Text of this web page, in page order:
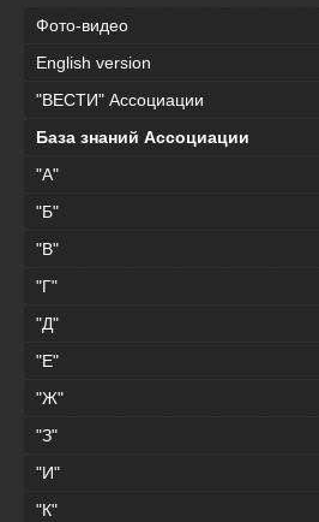
Фото-видео
English version
"ВЕСТИ" Ассоциации
База знаний Ассоциации
"А"
"Б"
"В"
"Г"
"Д"
"Е"
"Ж"
"З"
"И"
"К"